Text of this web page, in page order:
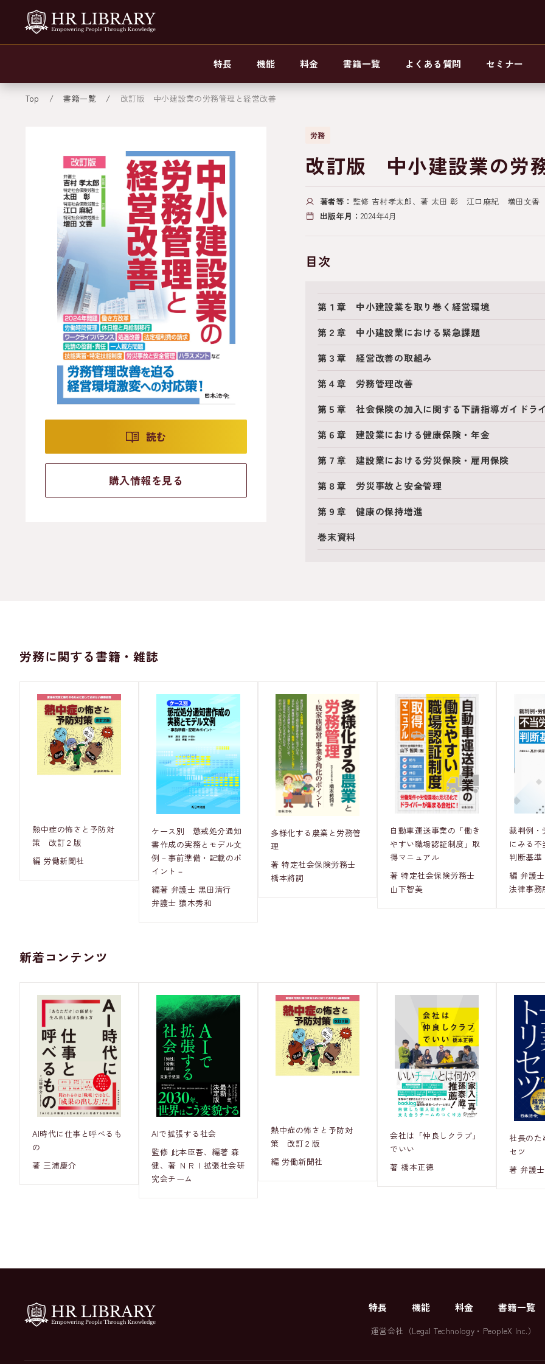
特長 機能 料金 書籍一覧 よくある質問 セミナー
Top 書籍一覧 改訂版 中小建設業の労務管理と経営改善
読む
購入情報を見る
労務
改訂版 中小建設業の労
著者等： 監修 吉村孝太郎、著 太田 彰 江口麻紀 増田文香
出版年月： 2024年4月
目次
第１章 中小建設業を取り巻く経営環境
第２章 中小建設業における緊急課題
第３章 経営改善の取組み
第４章 労務管理改善
第５章 社会保険の加入に関する下請指導ガイドラ
第６章 建設業における健康保険・年金
第７章 建設業における労災保険・雇用保険
第８章 労災事故と安全管理
第９章 健康の保持増進
巻末資料
労務に関する書籍・雑誌
熱中症の怖さと予防対
策 改訂２版
編 労働新聞社
ケース別 懲戒処分通知
書作成の実務とモデル文
例－事前準備・記載のポ
イント－
編著 弁護士 黒田清行
弁護士 猿木秀和
多様化する農業と労務管
理
著 特定社会保険労務士
橋本將詞
自動車運送事業の「働き
やすい職場認証制度」取
得マニュアル
著 特定社会保険労務士
山下智美
裁判例・
にみる
判断基準
編 弁護
法律事務
新着コンテンツ
AI時代に仕事と呼べるも
の
著 三浦慶介
AIで拡張する社会
監修 此本臣吾、編著 森
健、著 ＮＲＩ拡張社会研
究会チーム
熱中症の怖さと予防対
策 改訂２版
編 労働新聞社
会社は「仲良しクラブ」
でいい
著 橋本正徳
社長のた
セツ
著 弁護
特長 機能 料金 書籍一覧
運営会社（Legal Technology ・ PeopleX Inc.）